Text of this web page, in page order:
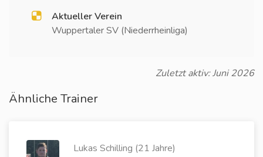
Aktueller Verein
Wuppertaler SV (Niederrheinliga)
Zuletzt aktiv: Juni 2026
Ähnliche Trainer
Lukas Schilling (21 Jahre)